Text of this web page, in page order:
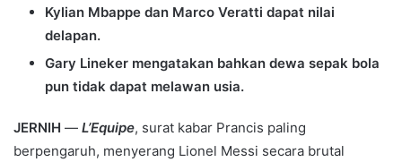
Kylian Mbappe dan Marco Veratti dapat nilai
delapan.
Gary Lineker mengatakan bahkan dewa sepak bola
pun tidak dapat melawan usia.
JERNIH — L’Equipe, surat kabar Prancis paling
berpengaruh, menyerang Lionel Messi secara brutal